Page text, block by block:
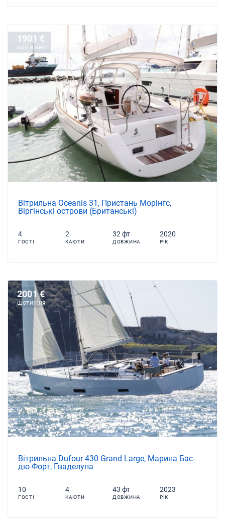
1901 €
ЩОТИЖНЯ
Вітрильна Oceanis 31, Пристань Морінгс,
Віргінські острови (Британські)
4
ГОСТІ
2
КАЮТИ
32 фт
ДОВЖИНА
2020
РІК
2001 €
ЩОТИЖНЯ
Вітрильна Dufour 430 Grand Large, Марина Бас-
дю-Форт, Гваделупа
10
ГОСТІ
4
КАЮТИ
43 фт
ДОВЖИНА
2023
РІК